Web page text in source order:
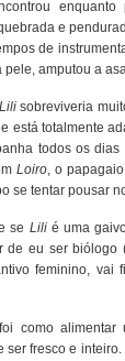
enquanto
e
de
amputou a
Lili sobreviveria
está totalmente
todos os dias
Loiro, o
se tentar pousar
se Lilié uma
eu ser biólogo
feminino, vai
como alimentar
fresco e